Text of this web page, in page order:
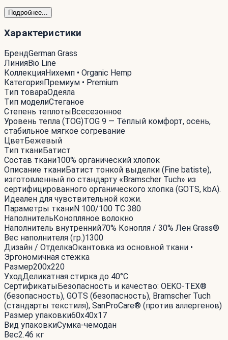
Подробнее...
Характеристики
БрендGerman Grass
ЛинияBio Line
КоллекцияНихемп • Organic Hemp
КатегорияПремиум • Premium
Тип товараОдеяла
Тип моделиСтеганое
Степень теплотыВсесезонное
Уровень тепла (TOG)TOG 9 — Тёплый комфорт, осень,
стабильное мягкое согревание
ЦветБежевый
Тип тканиБатист
Состав ткани100% органический хлопок
Описание тканиБатист тонкой выделки (Fine batiste),
изготовленный по стандарту «Bramscher Tuch» из
сертифицированного органического хлопка (GOTS, kbA).
Идеален для чувствительной кожи.
Параметры тканиN 100/100 TC 380
НаполнительКонопляное волокно
Наполнитель внутренний70% Конопля / 30% Лен Grass®
Вес наполнителя (гр.)1300
Дизайн / ОтделкаОкантовка из основной ткани •
Эргономичная стёжка
Размер200x220
УходДеликатная стирка до 40°С
СертификатыБезопасность и качество: OEKO-TEX®
(безопасность), GOTS (безопасность), Bramscher Tuch
(стандарты текстиля), SanProCare® (против аллергенов)
Размер упаковки60x40x17
Вид упаковкиСумка-чемодан
Вес2.46 кг